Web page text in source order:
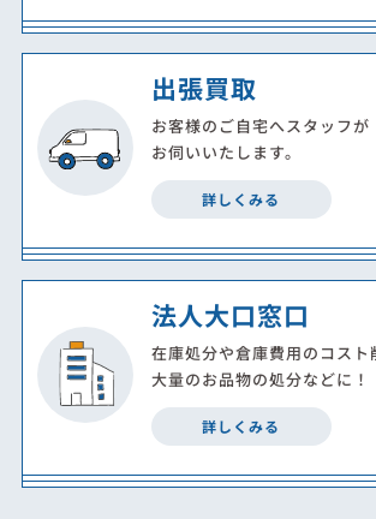
出張買取
お客様のご自宅へスタッフが
お伺いいたします。
詳しくみる
法人大口窓口
在庫処分や倉庫費用のコスト
大量のお品物の処分などに！
詳しくみる